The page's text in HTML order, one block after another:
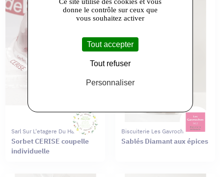
Sarl Sur L'etagere Du Haut
Sorbet CERISE coupelle
individuelle
Biscuiterie Les Gavroches
Sablés Diamant aux épices
donne le contrôle sur ceux que
vous souhaitez activer
Tout accepter
Tout refuser
Personnaliser